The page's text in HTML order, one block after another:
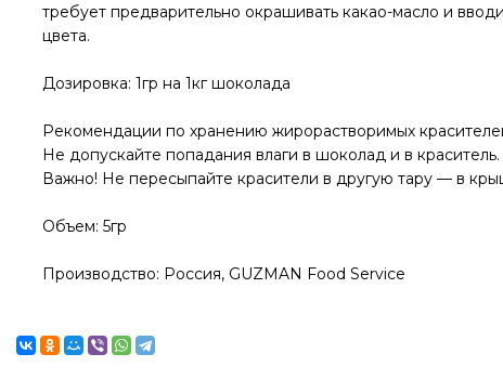
требует предварительно окрашивать какао-масло и
цвета.
Дозировка: 1гр на 1кг шоколада
Рекомендации по хранению жирорастворимых
Не допускайте попадания влаги в шоколад и в
Важно! Не пересыпайте красители в другую тару — в
Объем: 5гр
Производство: Россия, GUZMAN Food Service